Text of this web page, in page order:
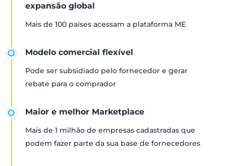
expansão global
Mais de 100 países acessam a plataforma ME
Modelo comercial flexível
Pode ser subsidiado pelo fornecedor e gerar
rebate para o comprador
Maior e melhor Marketplace
Mais de 1 milhão de empresas cadastradas que
podem fazer parte da sua base de fornecedores